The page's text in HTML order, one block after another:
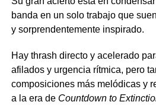
banda en un solo trabajo que
y sorprendentemente inspirado.
Hay thrash directo y acelerado
afilados y urgencia rítmica, pero
composiciones más melódicas y
a la era de Countdown to